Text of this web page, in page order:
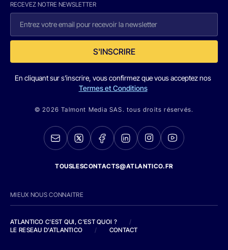
RECEVEZ NOTRE NEWSLETTER
S'INSCRIRE
En cliquant sur s'inscrire, vous confirmez que vous acceptez nos
Termes et Conditions
© 2026 Talmont Media SAS. tous droits réservés.
TOUSLESCONTACTS@ATLANTICO.FR
MIEUX NOUS CONNAITRE
ATLANTICO C'EST QUI, C'EST QUOI ?
/
LE RESEAU D'ATLANTICO
/ CONTACT